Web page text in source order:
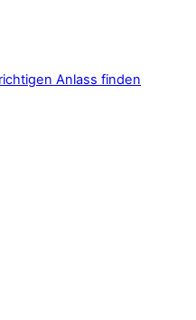
Anlass finden